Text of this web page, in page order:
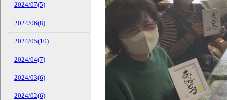
2024/07(5)
2024/06(8)
2024/05(10)
2024/04(7)
2024/03(6)
2024/02(6)